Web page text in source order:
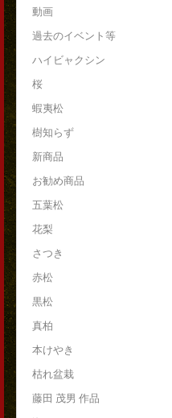
動画
過去のイベント等
ハイビャクシン
桜
蝦夷松
樹知らず
新商品
お勧め商品
五葉松
花梨
さつき
赤松
黒松
真柏
本けやき
枯れ盆栽
藤田 茂男 作品